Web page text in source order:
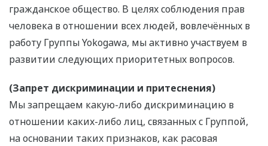
гражданское общество. В целях соблюдения прав
человека в отношении всех людей, вовлечённых в
работу Группы Yokogawa, мы активно участвуем в
развитии следующих приоритетных вопросов.
(Запрет дискриминации и притеснения)
Мы запрещаем какую-либо дискриминацию в
отношении каких-либо лиц, связанных с Группой,
на основании таких признаков, как расовая